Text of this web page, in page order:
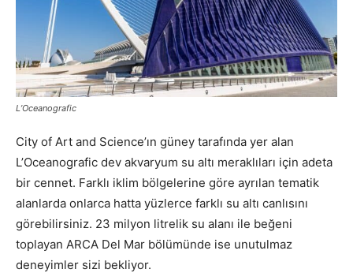
L’Oceanografic
City of Art and Science’ın güney tarafında yer alan
L’Oceanografic dev akvaryum su altı meraklıları için adeta
bir cennet. Farklı iklim bölgelerine göre ayrılan tematik
alanlarda onlarca hatta yüzlerce farklı su altı canlısını
görebilirsiniz. 23 milyon litrelik su alanı ile beğeni
toplayan ARCA Del Mar bölümünde ise unutulmaz
deneyimler sizi bekliyor.